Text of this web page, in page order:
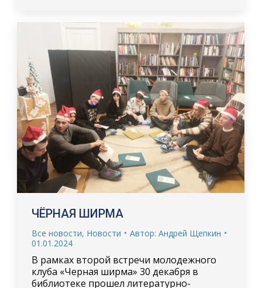
ЧЁРНАЯ ШИРМА
Все новости, Новости Автор: Андрей Щепкин
01.01.2024
В рамках второй встречи молодежного
клуба «Черная ширма» 30 декабря в
библиотеке прошел литературно-